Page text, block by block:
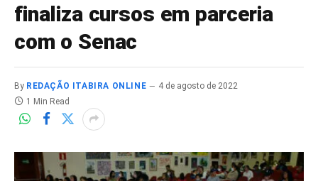
finaliza cursos em parceria
com o Senac
By REDAÇÃO ITABIRA ONLINE
4 de agosto de 2022
1 Min Read